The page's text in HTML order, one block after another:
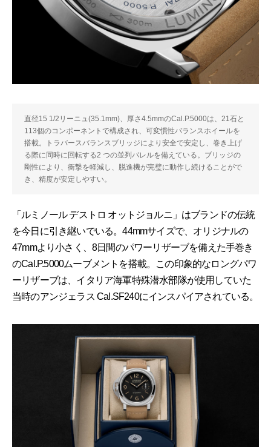
直径15 1/2リーニュ(35.1mm)、厚さ4.5mmのCal.P.5000は、21石と
113個のコンポーネントで構成され、可変慣性バランスホイールを
搭載。トラバースバランスブリッジにより安全で安定し、巻き上げ
る際に同時に回転する2 つの並列バレルを備えている。ブリッジの
剛性により、衝撃を軽減し、脱進機が完璧に動作し続けることがで
き、精度が安定しやすい。
「ルミノール デストロ オットジョルニ」はブランドの伝統
を今日に引き継いでいる。44mmサイズで、オリジナルの
47mmより小さく、8日間のパワーリザーブを備えた手巻き
のCal.P.5000ムーブメントを搭載。この印象的なロングパワ
ーリザーブは、イタリア海軍特殊潜水部隊が使用していた
当時のアンジェラス Cal.SF240にインスパイアされている。